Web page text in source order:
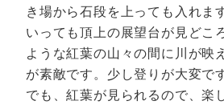
き場から石段を上っても入れま
いっても頂上の展望台が見どこ
ような紅葉の山々の間に川が映
が素敵です。少し登りが大変で
でも、紅葉が見られるので、楽